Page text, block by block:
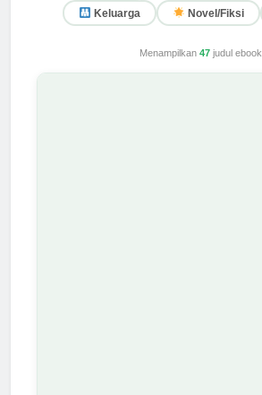
Keluarga Novel/Fiksi
Menampilkan 47judul ebook